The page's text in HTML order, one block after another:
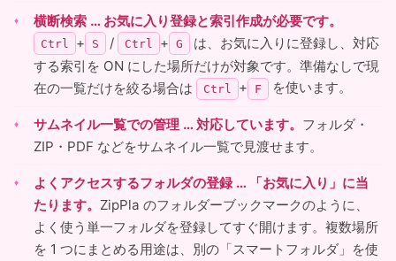
横断検索 … お気に入り登録と索引作成が必要です。
Ctrl + S / Ctrl + G
は、お気に入りに登録し、対応
する索引を ON にした場所だけが対象です。準備なしで現
在の一覧だけを絞る場合は
Ctrl + F を使います。
サムネイル一覧での管理 … 対応しています。 フォルダ・
ZIP・PDF などをサムネイル一覧で見渡せます。
よくアクセスするフォルダの登録 … 「お気に入り」に当
たります。 ZipPla のフォルダーブックマークのように、
よく使う単一フォルダを登録してすぐ開けます。複数場所
を 1 つにまとめる用途は、別の「スマートフォルダ」を使